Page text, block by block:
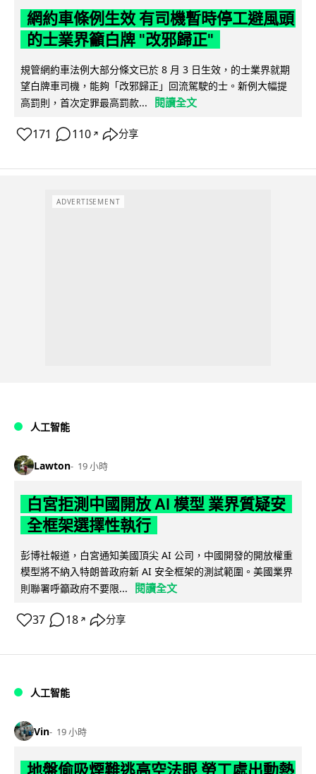
網約車條例生效 有司機暫時停工避風頭
的士業界籲白牌 "改邪歸正"
規管網約車法例大部分條文已於 8 月 3 日生效，的士業界就期
望白牌車司機，能夠「改邪歸正」回流駕駛的士。新例大幅提
高罰則，首次定罪最高罰款...
閱讀全文
171 110 ↗ 分享
ADVERTISEMENT
人工智能
Lawton 19 小時
白宮拒測中國開放 AI 模型 業界質疑安
全框架選擇性執行
彭博社報道，白宮通知美國頂尖 AI 公司，中國開發的開放權重
模型將不納入特朗普政府新 AI 安全框架的測試範圍。美國業界
則聯署呼籲政府不要限...
閱讀全文
37 18 ↗ 分享
人工智能
Vin 19 小時
地盤偷吸煙難逃高空法眼 勞工處出動熱